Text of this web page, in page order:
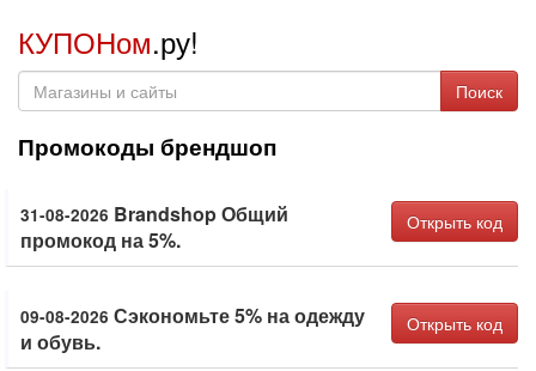
КУПОНом.ру!
Поиск
Промокоды брендшоп
31-08-2026 Brandshop Общий
промокод на 5%.
Открыть код
09-08-2026 Сэкономьте 5% на одежду
и обувь.
Открыть код